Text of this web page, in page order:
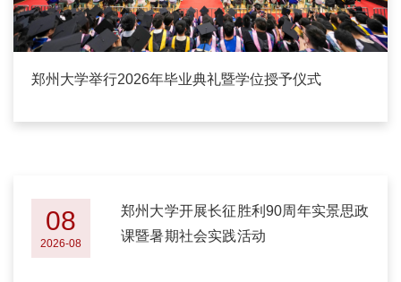
郑州大学举行2026年毕业典礼暨学位授予仪式
08
2026-08
郑州大学开展长征胜利90周年实景思政
课暨暑期社会实践活动